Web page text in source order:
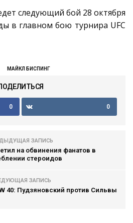
следующий бой 28 октября
в главном бою турнира UFC
МАЙКЛ БИСПИНГ
0 0
ЗАПИСЬ
на обвинения фанатов в
стероидов
ЗАПИСЬ
40: Пудзяновский против Сильвы